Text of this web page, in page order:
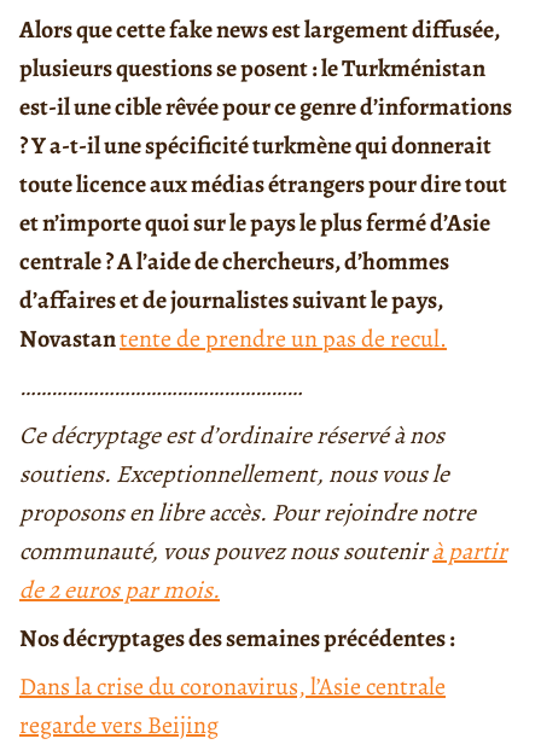
Alors que cette fake news est largement diffusée,
plusieurs questions se posent : le Turkménistan
est-il une cible rêvée pour ce genre d’informations
? Y a-t-il une spécificité turkmène qui donnerait
toute licence aux médias étrangers pour dire tout
et n’importe quoi sur le pays le plus fermé d’Asie
centrale ? A l’aide de chercheurs, d’hommes
d’affaires et de journalistes suivant le pays,
Novastantente de prendre un pas de recul.
………………………………………………
Ce décryptage est d’ordinaire réservé à nos
soutiens. Exceptionnellement, nous vous le
proposons en libre accès. Pour rejoindre notre
communauté, vous pouvez nous soutenirà partir
de 2 euros par mois.
Nos décryptages des semaines précédentes :
Dans la crise du coronavirus, l’Asie centrale
regarde vers Beijing